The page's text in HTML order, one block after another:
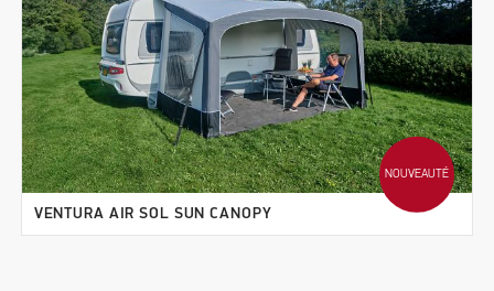
NOUVEAUTÉ
VENTURA AIR SOL SUN CANOPY